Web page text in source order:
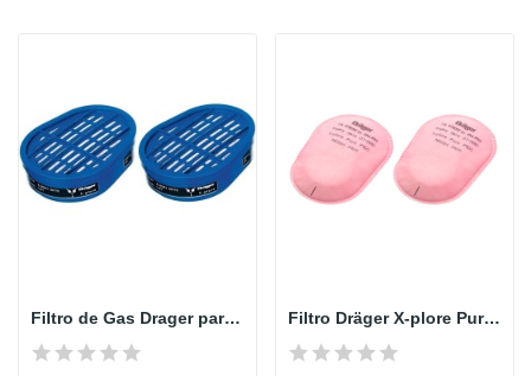
Filtro de Gas Drager para Vapores Orgánicos... Filtro Dräger X-plore Pure P100 Odour (2 und)